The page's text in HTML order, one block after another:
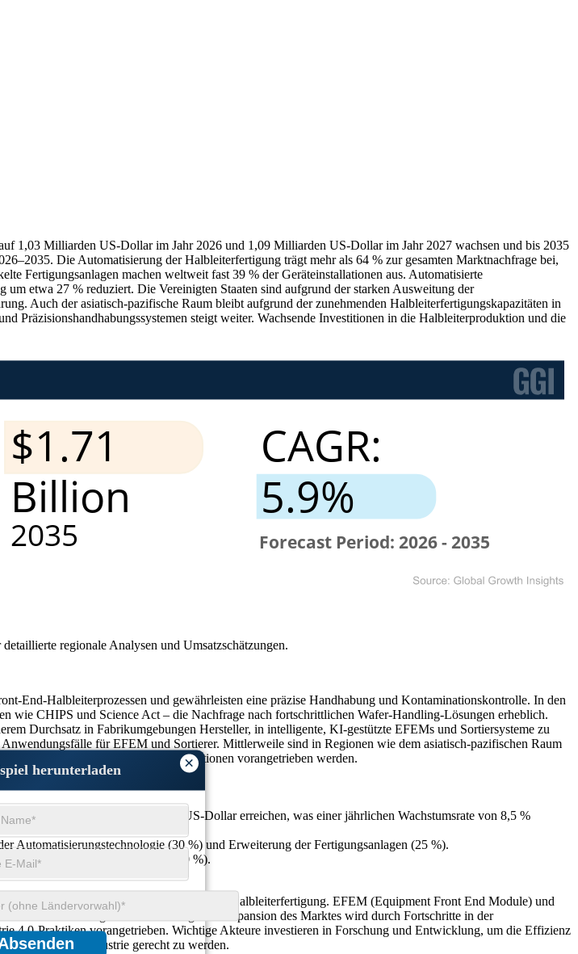
×
herunterladen
1,03 Milliarden US-Dollar im Jahr 2026 und 1,09 Milliarden US-Dollar im Jahr 2027 wachsen und bis 2035
Die Automatisierung der Halbleiterfertigung trägt mehr als 64 % zur gesamten Marktnachfrage bei,
Fertigungsanlagen machen weltweit fast 39 % der Geräteinstallationen aus. Automatisierte
etwa 27 % reduziert. Die Vereinigten Staaten sind aufgrund der starken Ausweitung der
Auch der asiatisch-pazifische Raum bleibt aufgrund der zunehmenden Halbleiterfertigungskapazitäten in
Präzisionshandhabungssystemen steigt weiter. Wachsende Investitionen in die Halbleiterproduktion und die
detaillierte regionale Analysen und Umsatzschätzungen.
End-Halbleiterprozessen und gewährleisten eine präzise Handhabung und Kontaminationskontrolle. In den
wie CHIPS und Science Act – die Nachfrage nach fortschrittlichen Wafer-Handling-Lösungen erheblich.
Durchsatz in Fabrikumgebungen Hersteller, in intelligente, KI-gestützte EFEMs und Sortiersysteme zu
für EFEM und Sortierer. Mittlerweile sind in Regionen wie dem asiatisch-pazifischen Raum
und strategische Technologiekooperationen vorangetrieben werden.
voraussichtlich 6,7 Milliarden US-Dollar erreichen, was einer jährlichen Wachstumsrate von 8,5 %
Automatisierungstechnologie (30 %) und Erweiterung der Fertigungsanlagen (25 %).
und Fokus auf Energieeffizienz (20 %).
Nachfrage nach Automatisierung in der Halbleiterfertigung. EFEM (Equipment Front End Module) und
und -ausrichtung. Die Expansion des Marktes wird durch Fortschritte in der
4.0-Praktiken vorangetrieben. Wichtige Akteure investieren in Forschung und Entwicklung, um die Effizienz
der Halbleiterindustrie gerecht zu werden.